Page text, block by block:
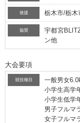
後援 栃木市/栃木
協賛
宇都宮
ン他
大会要項
競技種目
一般男女
小学生高学
小学生低学
男子フルマ
女子フルマ